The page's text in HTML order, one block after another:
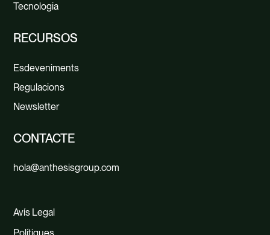
Tecnologia
RECURSOS
Esdeveniments
Regulacions
Newsletter
CONTACTE
hola@anthesisgroup.com
Avís Legal